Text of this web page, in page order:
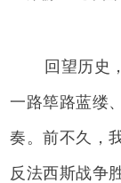
回望历史
一路筚路蓝缕
奏。前不久，
反法西斯战争